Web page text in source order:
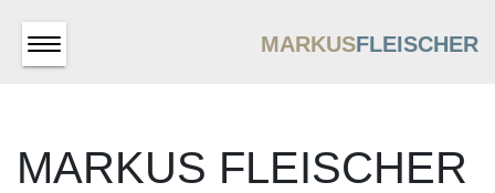
MARKUSFLEISCHER
MARKUS FLEISCHER